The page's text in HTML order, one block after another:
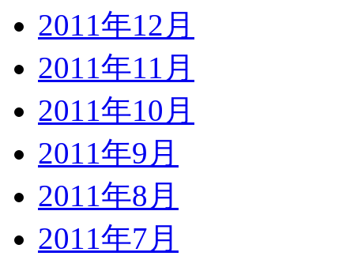
2011年12月
2011年11月
2011年10月
2011年9月
2011年8月
2011年7月